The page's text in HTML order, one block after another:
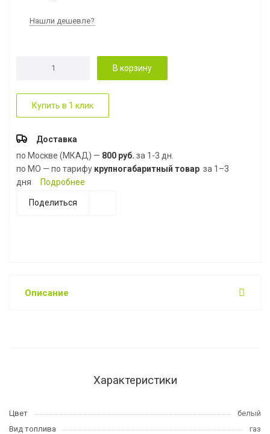
Нашли дешевле?
В корзину
Купить в 1 клик
Доставка
по Москве (МКАД) — 800 руб. за 1-3 дн.
по МО — по тарифу крупногабаритный товар за 1–3
дня
Подробнее
Поделиться
Описание
Характеристики
Цвет
белый
Вид топлива
газ